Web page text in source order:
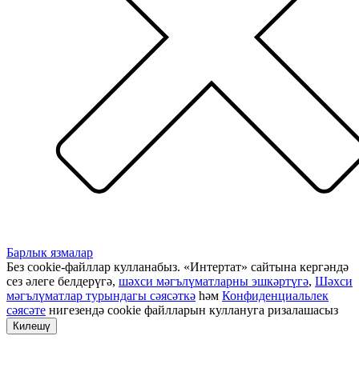
Барлык язмалар
Без cookie-файллар кулланабыз. «Интертат» сайтына кергәндә
сез әлеге белдерүгә, шәхси мәгълүматларны эшкәртүгә, Шәхси
мәгълүматлар турындагы сәясәткә һәм Конфиденциальлек
сәясәте нигезендә cookie файлларын куллануга ризалашасыз
Килешү